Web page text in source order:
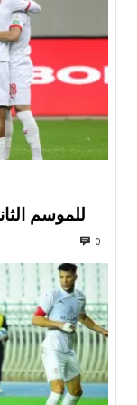
للموسم
0